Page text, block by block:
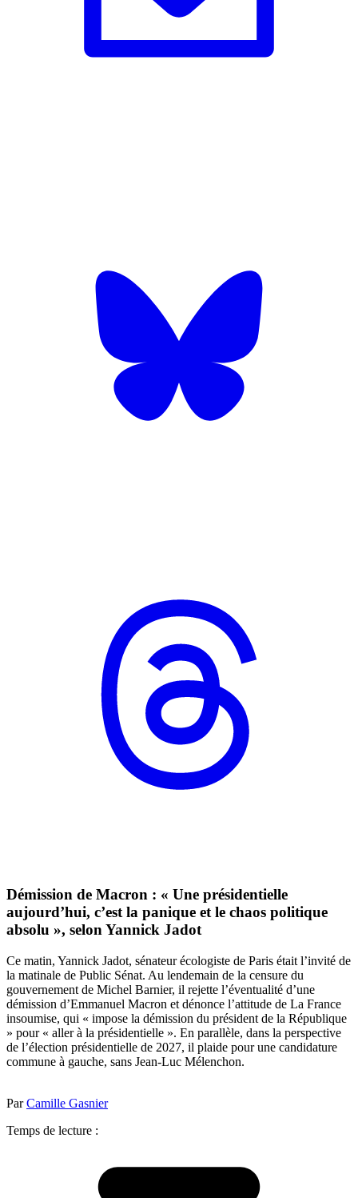
Démission de Macron : « Une présidentielle
aujourd’hui, c’est la panique et le chaos politique
absolu », selon Yannick Jadot
Ce matin, Yannick Jadot, sénateur écologiste de Paris était l’invité de
la matinale de Public Sénat. Au lendemain de la censure du
gouvernement de Michel Barnier, il rejette l’éventualité d’une
démission d’Emmanuel Macron et dénonce l’attitude de La France
insoumise, qui « impose la démission du président de la République
» pour « aller à la présidentielle ». En parallèle, dans la perspective
de l’élection présidentielle de 2027, il plaide pour une candidature
commune à gauche, sans Jean-Luc Mélenchon.
ParCamille Gasnier
Temps de lecture :